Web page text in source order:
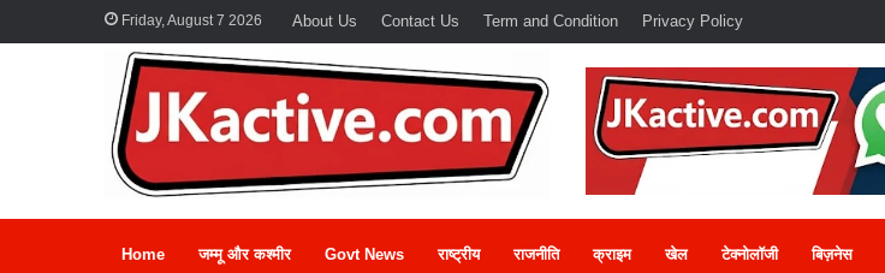
Friday, August 7 2026 About Us Contact Us Term and Condition Privacy Policy
Home जम्मू और कश्मीर Govt News राष्ट्रीय राजनीति क्राइम खेल टेक्नोलॉजी बिज़नेस